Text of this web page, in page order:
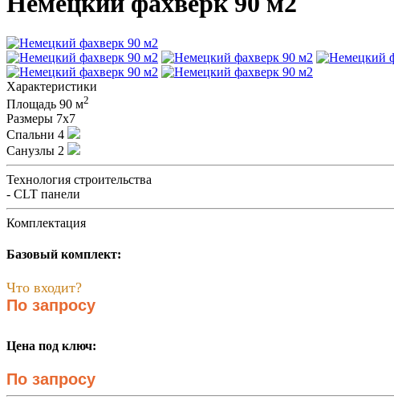
Характеристики
Площадь 90 м2
Размеры 7x7
Спальни 4
Санузлы 2
Технология строительства
- CLT панели
Комплектация
Базовый комплект:
Что входит?
По запросу
Цена под ключ:
По запросу